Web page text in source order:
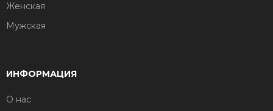
Женская
Мужская
ИНФОРМАЦИЯ
О нас